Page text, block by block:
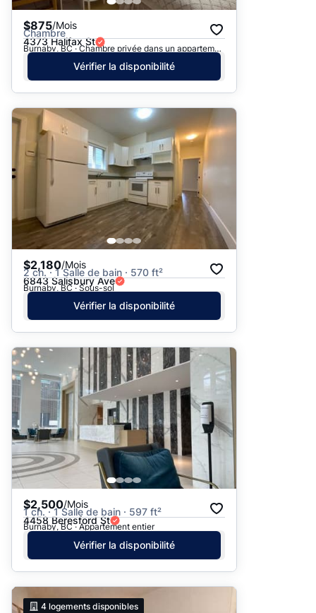
$875/Mois
Chambre
4373 Halifax St
Burnaby, BC · Chambre privée dans un appartement
Vérifier la disponibilité
$2,180/Mois
2 ch. · 1 Salle de bain · 570 ft²
6843 Salisbury Ave
Burnaby, BC · Sous-sol
Vérifier la disponibilité
$2,500/Mois
1 ch. · 1 Salle de bain · 597 ft²
4458 Beresford St
Burnaby, BC · Appartement entier
Vérifier la disponibilité
4 logements disponibles